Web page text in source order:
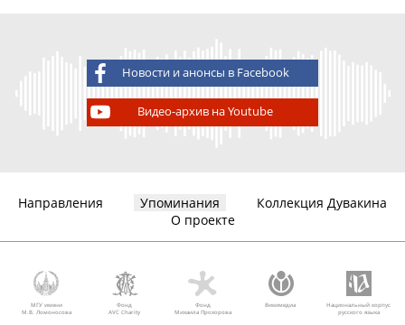
Новости и анонсы в Facebook
Видео-архив на Youtube
Направления Упоминания
Коллекция Дувакина
О проекте
МГУ имени
М.В. Ломоносова
Фонд
AVC Charity
Фонд
Михаила Прохорова
Викимедиа
Национальный корпус
русского языка